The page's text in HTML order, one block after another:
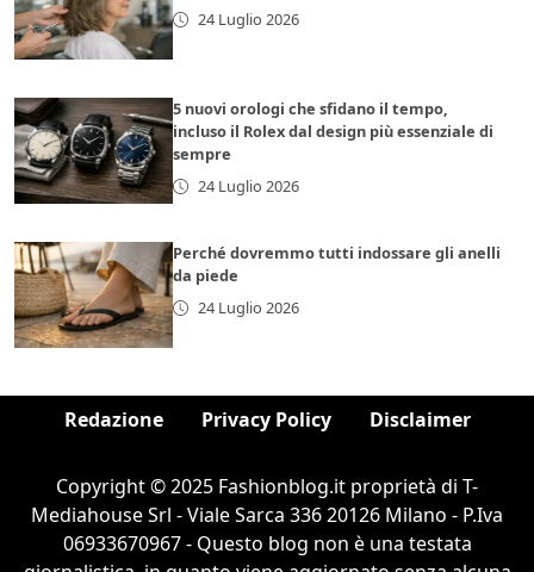
24 Luglio 2026
5 nuovi orologi che sfidano il tempo,
incluso il Rolex dal design più essenziale di
sempre
24 Luglio 2026
Perché dovremmo tutti indossare gli anelli
da piede
24 Luglio 2026
Redazione Privacy Policy Disclaimer
Copyright © 2025 Fashionblog.it proprietà di T-
Mediahouse Srl - Viale Sarca 336 20126 Milano - P.Iva
06933670967 - Questo blog non è una testata